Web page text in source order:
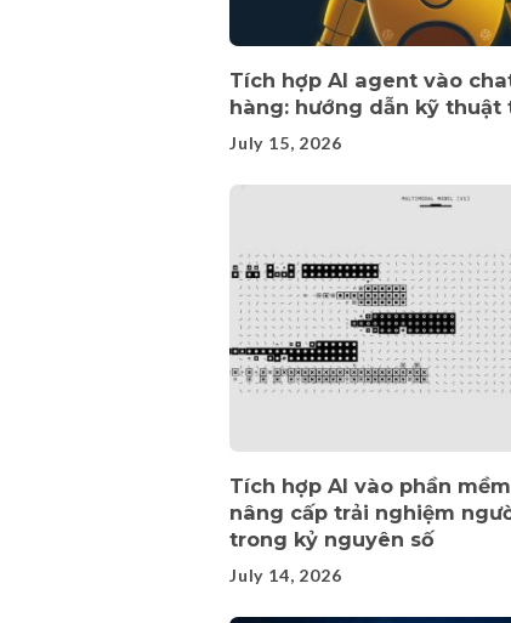
Tích hợp AI agent vào
hàng: hướng dẫn kỹ thuật
July 15, 2026
Tích hợp AI vào phần
nâng cấp trải nghiệm
trong kỷ nguyên số
July 14, 2026